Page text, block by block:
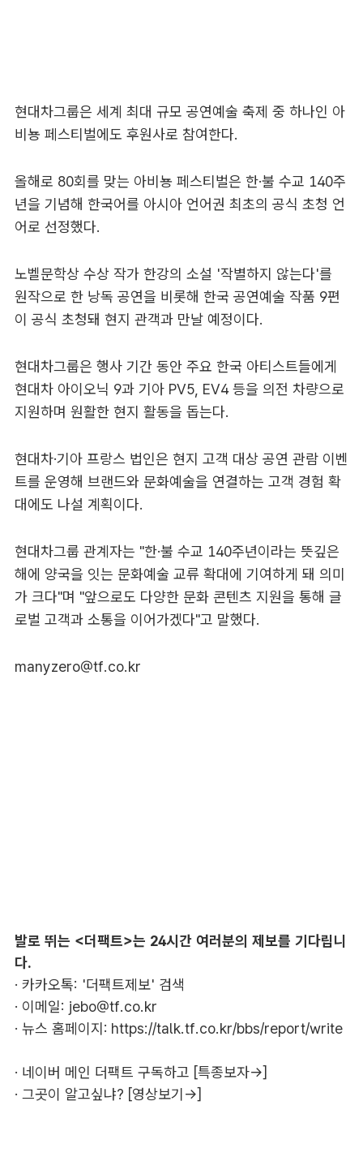
현대차그룹은 세계 최대 규모 공연예술 축제 중 하나인 아
비뇽 페스티벌에도 후원사로 참여한다.
올해로 80회를 맞는 아비뇽 페스티벌은 한·불 수교 140주
년을 기념해 한국어를 아시아 언어권 최초의 공식 초청 언
어로 선정했다.
노벨문학상 수상 작가 한강의 소설 '작별하지 않는다'를
원작으로 한 낭독 공연을 비롯해 한국 공연예술 작품 9편
이 공식 초청돼 현지 관객과 만날 예정이다.
현대차그룹은 행사 기간 동안 주요 한국 아티스트들에게
현대차 아이오닉 9과 기아 PV5, EV4 등을 의전 차량으로
지원하며 원활한 현지 활동을 돕는다.
현대차·기아 프랑스 법인은 현지 고객 대상 공연 관람 이벤
트를 운영해 브랜드와 문화예술을 연결하는 고객 경험 확
대에도 나설 계획이다.
현대차그룹 관계자는 "한·불 수교 140주년이라는 뜻깊은
해에 양국을 잇는 문화예술 교류 확대에 기여하게 돼 의미
가 크다"며 "앞으로도 다양한 문화 콘텐츠 지원을 통해 글
로벌 고객과 소통을 이어가겠다"고 말했다.
manyzero@tf.co.kr
발로 뛰는 <더팩트>는 24시간 여러분의 제보를 기다립니
다.
· 카카오톡: '더팩트제보' 검색
· 이메일: jebo@tf.co.kr
· 뉴스 홈페이지: https://talk.tf.co.kr/bbs/report/write
· 네이버 메인 더팩트 구독하고 [특종보자→]
· 그곳이 알고싶냐? [영상보기→]